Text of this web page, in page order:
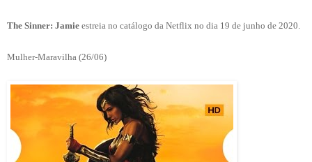
The Sinner: Jamie estreia no catálogo da Netflix no dia 19 de junho de 2020.
Mulher-Maravilha (26/06)